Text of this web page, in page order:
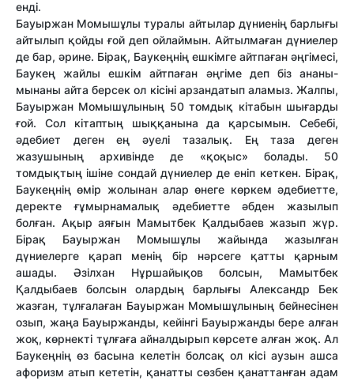
енді.
Бауыржан Момышұлы туралы айтылар дүниенің барлығы
айтылып қойды ғой деп ойлаймын. Айтылмаған дүниелер
де бар, әрине. Бірақ, Баукеңнің ешкімге айтпаған әңгімесі,
Баукең жайлы ешкім айтпаған әңгіме деп біз ананы-
мынаны айта берсек ол кісіні арзандатып аламыз. Жалпы,
Бауыржан Момышұлының 50 томдық кітабын шығарды
ғой. Сол кітаптың шыққанына да қарсымын. Себебі,
әдебиет деген ең әуелі тазалық. Ең таза деген
жазушының архивінде де «қоқыс» болады. 50
томдықтың ішіне сондай дүниелер де еніп кеткен. Бірақ,
Баукеңнің өмір жолынан алар өнеге көркем әдебиетте,
деректе ғұмырнамалық әдебиетте әбден жазылып
болған. Ақыр аяғын Мамытбек Қалдыбаев жазып жүр.
Бірақ Бауыржан Момышұлы жайында жазылған
дүниелерге қарап менің бір нәрсеге қатты қарным
ашады. Әзілхан Нұршайықов болсын, Мамытбек
Қалдыбаев болсын олардың барлығы Александр Бек
жазған, тұлғалаған Бауыржан Момышұлының бейнесінен
озып, жаңа Бауыржанды, кейінгі Бауыржанды бере алған
жоқ, көрнекті тұлғаға айналдырып көрсете алған жоқ. Ал
Баукеңнің өз басына келетін болсақ ол кісі аузын ашса
афоризм атып кететін, қанатты сөзбен қанаттанған адам